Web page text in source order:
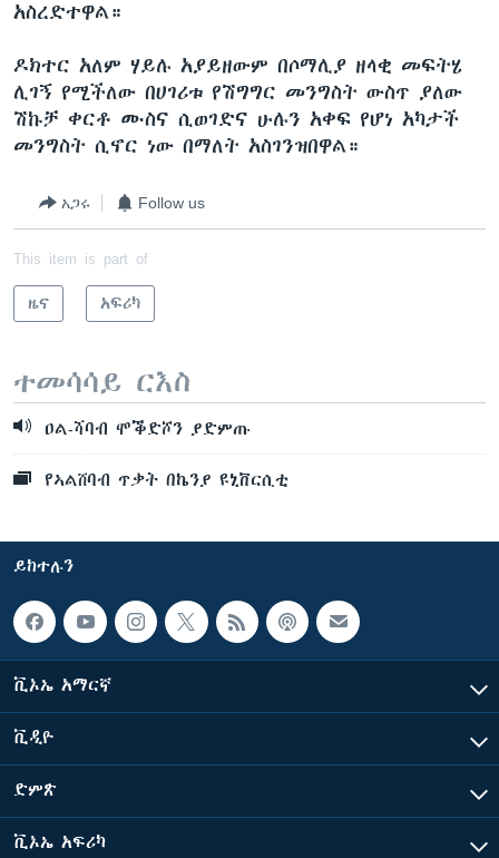
አስረድተዋል።
ዶክተር አለም ሃይሉ አያይዘውም በሶማሊያ ዘላቂ መፍትሄ
ሊገኝ የሚችለው በሀገሪቱ የሽግግር መንግስት ውስጥ ያለው
ሽኩቻ ቀርቶ ሙስና ሲወገድና ሁሉን አቀፍ የሆነ አካታች
መንግስት ሲኖር ነው በማለት አስገንዝበዋል።
አጋሩ Follow us
This item is part of
ዜና አፍሪካ
ተመሳሳይ ርእስ
ዐል-ሻባብ ሞቕድሾን ያድምጡ
የኣልሸባብ ጥቃት በኬንያ ዩኒቨርሲቲ
ይከተሉን
ቪኦኤ አማርኛ
ቪዲዮ
ድምጽ
ቪኦኤ አፍሪካ